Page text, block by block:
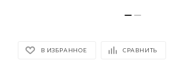
В ИЗБРАННОЕ СРАВНИТЬ